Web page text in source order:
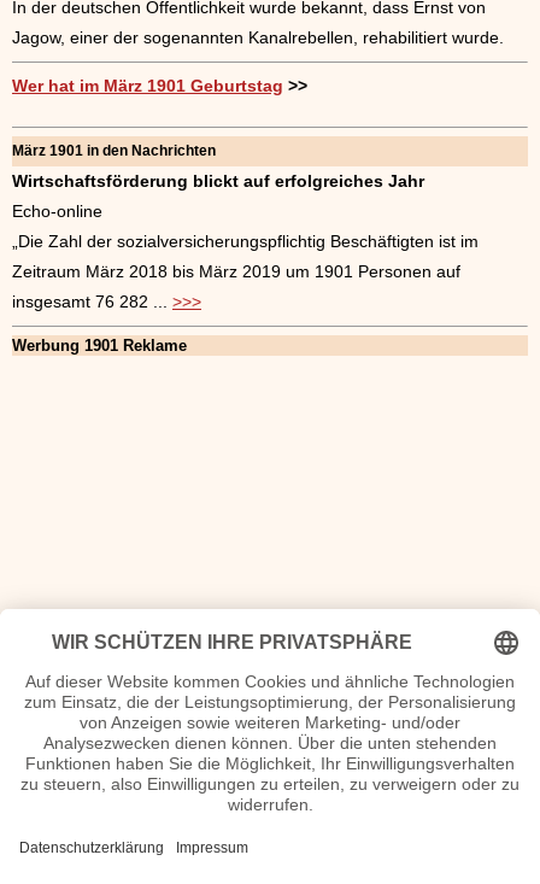
In der deutschen Öffentlichkeit wurde bekannt, dass Ernst von
Jagow, einer der sogenannten Kanalrebellen, rehabilitiert wurde.
Wer hat im März 1901 Geburtstag >>
März 1901 in den Nachrichten
Wirtschaftsförderung blickt auf erfolgreiches Jahr
Echo-online
„Die Zahl der sozialversicherungspflichtig Beschäftigten ist im
Zeitraum März 2018 bis März 2019 um 1901 Personen auf
insgesamt 76 282 ... >>>
Werbung 1901 Reklame